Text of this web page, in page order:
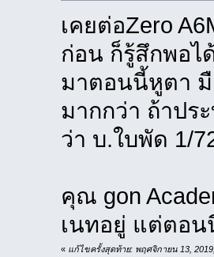
เคยต่อZero
ก่อน ก็รู้สึกพอไ
มาตอนนี้หูตา มื
มากกว่า ถ้าปร
ว่า บ.ใบพัด 1/
คุณ gon
เนทอยู่ แต่ตอ
« แก้ไขครั้งสุดท้าย: พฤศจิกายน 13,